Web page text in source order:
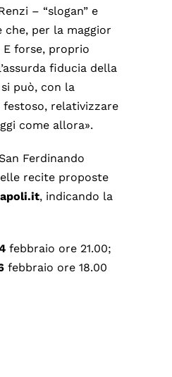
– “slogan” e
per la maggior
forse, proprio
fiducia della
può, con la
relativizzare
come allora».
Ferdinando
recite proposte
, indicando la
febbraio ore 21.00;
febbraio ore 18.00